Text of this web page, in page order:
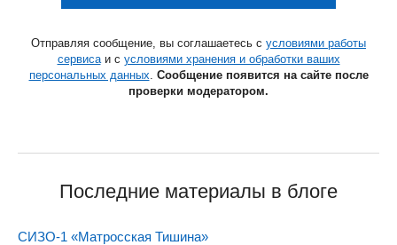
Отправляя сообщение, вы соглашаетесь с условиями работы
сервисаи с условиями хранения и обработки ваших
персональных данных. Сообщение появится на сайте после
проверки модератором.
Последние материалы в блоге
СИЗО-1 «Матросская Тишина»